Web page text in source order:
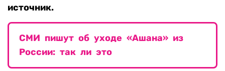
источник.
СМИ пишут об уходе «Ашана» из
России: так ли это